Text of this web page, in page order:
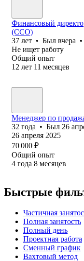
Финансовый
(ССО)
37 лет • Был вчера •
Не ищет работу
Общий опыт
12 лет 11 месяцев
Менеджер по
32 года • Был 26
26 апреля 2025
70 000 ₽
Общий опыт
4 года 8 месяцев
Быстрые
Частичная
Полная занятость
Полный день
Проектная работа
Сменный график
Вахтовый метод